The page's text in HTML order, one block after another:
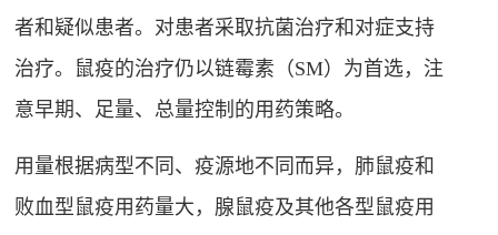
者和疑似患者。对患者采取抗菌治疗和对症支持
治疗。鼠疫的治疗仍以链霉素（SM）为首选，注
意早期、足量、总量控制的用药策略。
用量根据病型不同、疫源地不同而异，肺鼠疫和
败血型鼠疫用药量大，腺鼠疫及其他各型鼠疫用